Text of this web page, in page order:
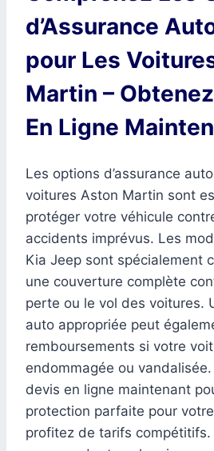
d’Assurance
pour Les
Martin –
En Ligne
Les options d’assurance
voitures Aston Martin sont
protéger votre véhicule
accidents imprévus. Les
Kia Jeep sont spécialement
une couverture complète
perte ou le vol des voitures.
auto appropriée peut
remboursements si votre
endommagée ou
devis en ligne maintenant
protection parfaite pour
profitez de tarifs